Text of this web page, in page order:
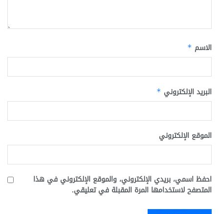
الاسم *
البريد الإلكتروني *
الموقع الإلكتروني
احفظ اسمي، بريدي الإلكتروني، والموقع الإلكتروني في هذا
المتصفح لاستخدامها المرة المقبلة في تعليقي.